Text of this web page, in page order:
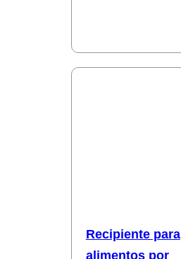
Recipiente para
alimentos por